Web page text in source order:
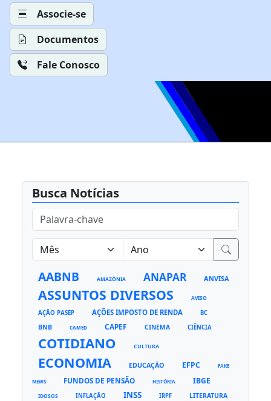
Associe-se
Documentos
Fale Conosco
Busca Notícias
AABNB AMAZÔNIA ANAPAR ANVISA
ASSUNTOS DIVERSOS AVISO
AÇÃO PASEP AÇÕES IMPOSTO DE RENDA BC
BNB CAMED CAPEF CINEMA CIÊNCIA
COTIDIANO CULTURA
ECONOMIA EDUCAÇÃO EFPC FAKE
NEWS FUNDOS DE PENSÃO HISTÓRIA IBGE
IDOSOS INFLAÇÃO INSS IRPF LITERATURA